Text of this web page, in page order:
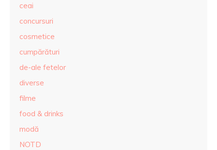
ceai
concursuri
cosmetice
cumpărături
de-ale fetelor
diverse
filme
food & drinks
modă
NOTD